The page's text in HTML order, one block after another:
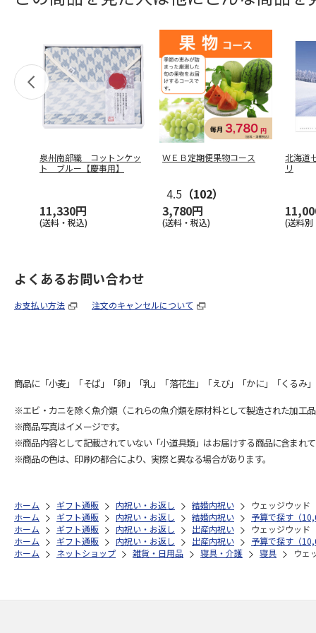
泉州南部織 コットンケッ
ト ブルー【慶事用】
11,330円
(送料・税込)
ＷＥＢ定期便果物コース
4.5 （102）
3,780円
(送料・税込)
北海道
リ
(送料別
よくあるお問い合わせ
お支払い方法 注文のキャンセルについて
商品に「小麦」「そば」「卵」「乳」「落花生」「えび」「かに」「くるみ
※エビ・カニを除く魚介類（これらの魚介類を原材料として製造された加工
※商品写真はイメージです。
※商品内容として記載されていない「小道具類」はお届けする商品に含まれて
※商品の色は、印刷の都合により、実際と異なる場合があります。
ホーム ギフト通販 内祝い・お返し 結婚内祝い
ウェッジウッ
ホーム
ギフト通販 内祝い・お返し 結婚内祝い 予算で探す（
ホーム
ギフト通販 内祝い・お返し 出産内祝い
ウェッジウッ
ホーム
ギフト通販 内祝い・お返し 出産内祝い 予算で探す（
ホーム
ネットショップ 雑貨・日用品 寝具・介護 寝具 ウェ